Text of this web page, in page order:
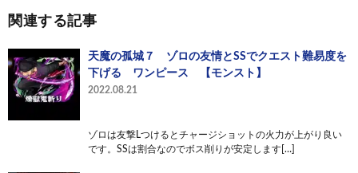
関連する記事
天魔の孤城７ ゾロの友情とSSでクエスト難易度を
下げる ワンピース 【モンスト】
2022.08.21
ゾロは友撃Lつけるとチャージショットの火力が上がり良い
です。SSは割合なのでボス削りが安定します[…]